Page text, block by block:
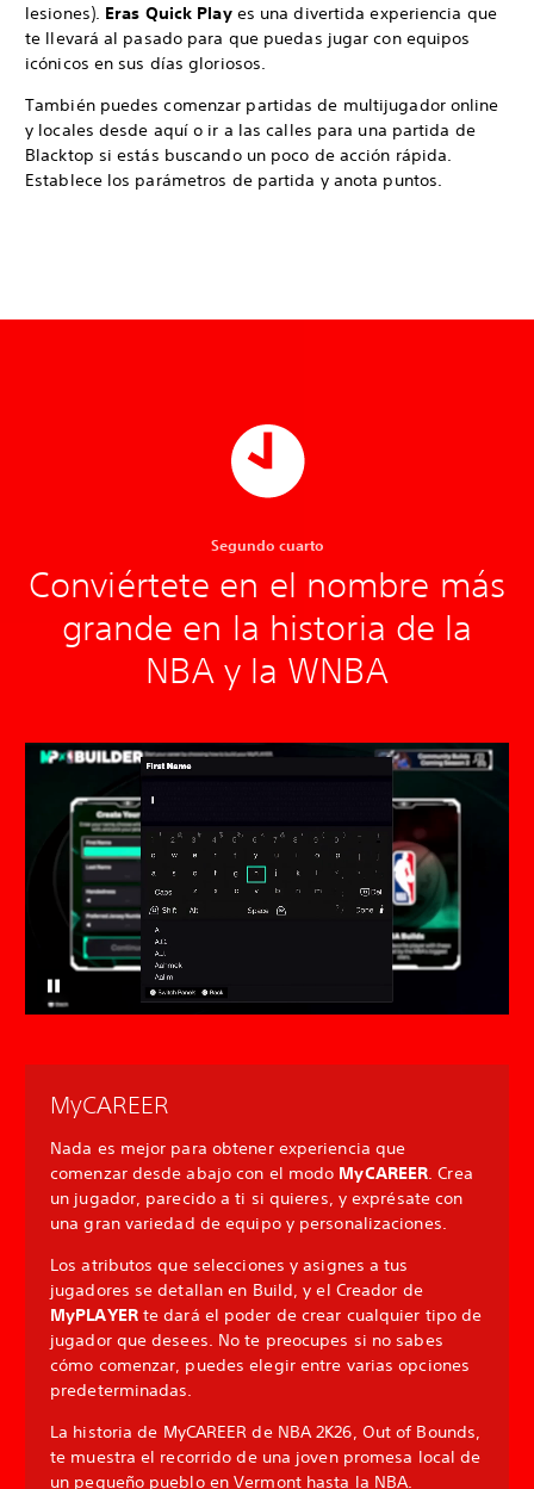
lesiones). Eras Quick Playes una divertida experiencia que
te llevará al pasado para que puedas jugar con equipos
icónicos en sus días gloriosos.
También puedes comenzar partidas de multijugador online
y locales desde aquí o ir a las calles para una partida de
Blacktop si estás buscando un poco de acción rápida.
Establece los parámetros de partida y anota puntos.
Segundo cuarto
Conviértete en el nombre más
grande en la historia de la
NBA y la WNBA
MyCAREER
Nada es mejor para obtener experiencia que
comenzar desde abajo con el modo MyCAREER. Crea
un jugador, parecido a ti si quieres, y exprésate con
una gran variedad de equipo y personalizaciones.
Los atributos que selecciones y asignes a tus
jugadores se detallan en Build, y el Creador de
MyPLAYERte dará el poder de crear cualquier tipo de
jugador que desees. No te preocupes si no sabes
cómo comenzar, puedes elegir entre varias opciones
predeterminadas.
La historia de MyCAREER de NBA 2K26, Out of Bounds,
te muestra el recorrido de una joven promesa local de
un pequeño pueblo en Vermont hasta la NBA.